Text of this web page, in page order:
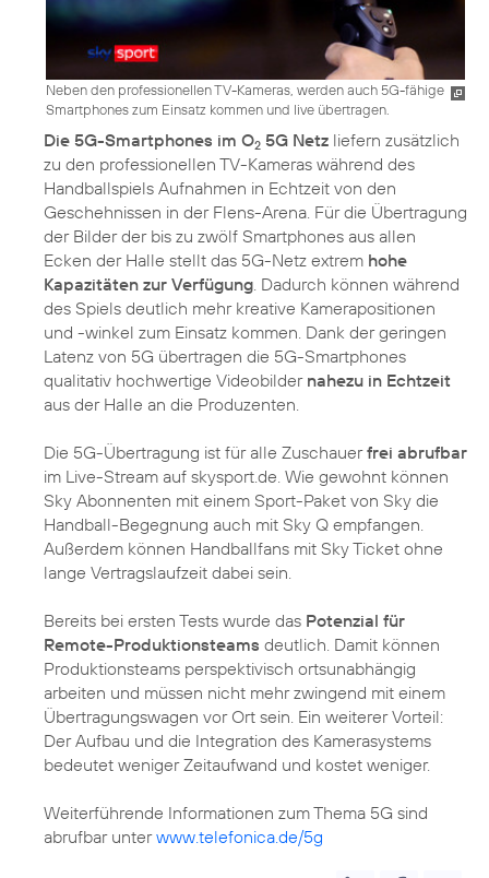
Neben den professionellen TV-Kameras, werden auch 5G-fähige
Smartphones zum Einsatz kommen und live übertragen.
Die 5G-Smartphones im O2 5G Netz liefern zusätzlich
zu den professionellen TV-Kameras während des
Handballspiels Aufnahmen in Echtzeit von den
Geschehnissen in der Flens-Arena. Für die Übertragung
der Bilder der bis zu zwölf Smartphones aus allen
Ecken der Halle stellt das 5G-Netz extrem hohe
Kapazitäten zur Verfügung. Dadurch können während
des Spiels deutlich mehr kreative Kamerapositionen
und -winkel zum Einsatz kommen. Dank der geringen
Latenz von 5G übertragen die 5G-Smartphones
qualitativ hochwertige Videobilder nahezu in Echtzeit
aus der Halle an die Produzenten.
Die 5G-Übertragung ist für alle Zuschauerfrei abrufbar
im Live-Stream auf skysport.de. Wie gewohnt können
Sky Abonnenten mit einem Sport-Paket von Sky die
Handball-Begegnung auch mit Sky Q empfangen.
Außerdem können Handballfans mit Sky Ticket ohne
lange Vertragslaufzeit dabei sein.
Bereits bei ersten Tests wurde das Potenzial für
Remote-Produktionsteams deutlich. Damit können
Produktionsteams perspektivisch ortsunabhängig
arbeiten und müssen nicht mehr zwingend mit einem
Übertragungswagen vor Ort sein. Ein weiterer Vorteil:
Der Aufbau und die Integration des Kamerasystems
bedeutet weniger Zeitaufwand und kostet weniger.
Weiterführende Informationen zum Thema 5G sind
abrufbar unterwww.telefonica.de/5g